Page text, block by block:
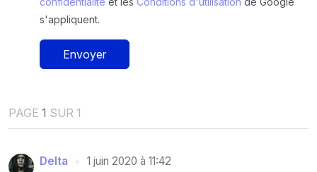
s'appliquent.
Envoyer
PAGE 1 SUR 1
Delta 1 juin 2020 à 11:42